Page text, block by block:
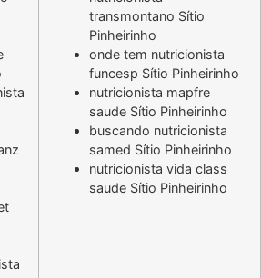
transmontano Sítio
Pinheirinho
onde tem nutricionista
funcesp Sítio Pinheirinho
nutricionista mapfre
saude Sítio Pinheirinho
buscando nutricionista
samed Sítio Pinheirinho
nutricionista vida class
saude Sítio Pinheirinho